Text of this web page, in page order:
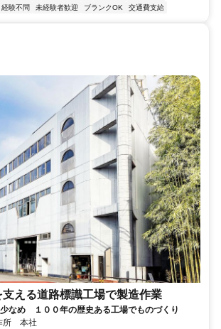
経験不問 未経験者歓迎 ブランクOK 交通費支給
える道路標識工場で製造作業
なめ １００年の歴史ある工場でものづくり
所 本社